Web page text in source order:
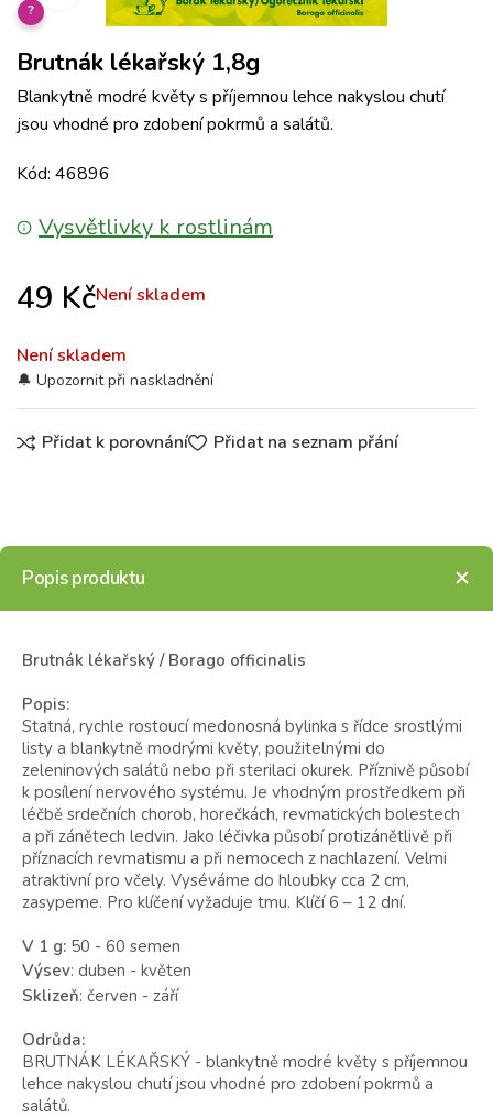
?
Brutnák lékařský 1,8g
Blankytně modré květy s příjemnou lehce nakyslou chutí
jsou vhodné pro zdobení pokrmů a salátů.
Kód: 46896
Vysvětlivky k rostlinám
49 KčNení skladem
Není skladem
Přidat k porovnání Přidat na seznam přání
Popis produktu
Brutnák lékařský / Borago officinalis
Popis:
Statná, rychle rostoucí medonosná bylinka s řídce srostlými
listy a blankytně modrými květy, použitelnými do
zeleninových salátů nebo při sterilaci okurek. Příznivě působí
k posílení nervového systému. Je vhodným prostředkem při
léčbě srdečních chorob, horečkách, revmatických bolestech
a při zánětech ledvin. Jako léčivka působí protizánětlivě při
příznacích revmatismu a při nemocech z nachlazení. Velmi
atraktivní pro včely. Vyséváme do hloubky cca 2 cm,
zasypeme. Pro klíčení vyžaduje tmu. Klíčí 6 – 12 dní.
V 1 g: 50 - 60 semen
Výsev: duben - květen
Sklizeň: červen - září
Odrůda:
BRUTNÁK LÉKAŘSKÝ - blankytně modré květy s příjemnou
lehce nakyslou chutí jsou vhodné pro zdobení pokrmů a
salátů.